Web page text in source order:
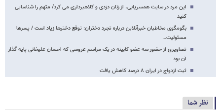
این مرد در سایت همسریابی، از زنان دزدی و کلاهبرداری می کرد/ متهم را شناسایی
کنید
بگومگوی مخاطبان خبرآنلاین درباره تجرد دختران: توقع دخترها زیاد است / پسرها
مسئولیت…
تصاویری از حضور سه عضو کابینه در یک مراسم عروسی که احسان علیخانی پایه گذار
آن بود
ثبت ازدواج در ایران ۸ درصد کاهش یافت
نظر شما